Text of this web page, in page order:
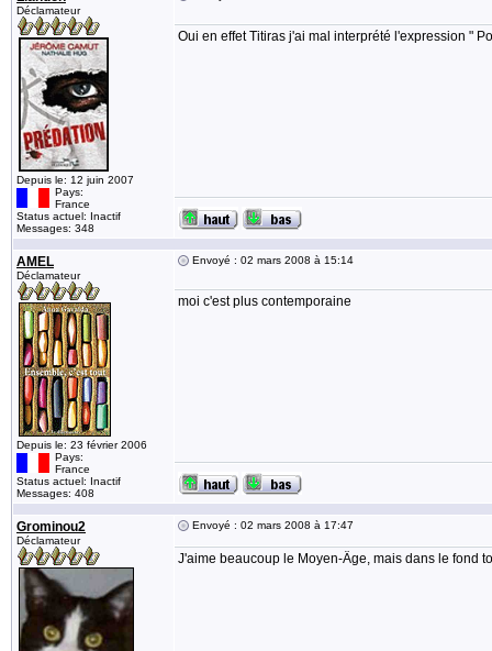
Déclamateur
Depuis le: 12 juin 2007
Pays:
France
Status actuel: Inactif
Messages: 348
Oui en effet Titiras j'ai mal interprété l'expression "
AMEL
Déclamateur
Depuis le: 23 février 2006
Pays:
France
Status actuel: Inactif
Messages: 408
Envoyé : 02 mars 2008 à 15:14
moi c'est plus contemporaine
Grominou2
Déclamateur
Envoyé : 02 mars 2008 à 17:47
J'aime beaucoup le Moyen-Âge, mais dans le fond